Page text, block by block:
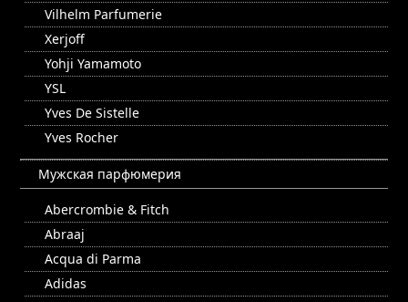
Vilhelm Parfumerie
Xerjoff
Yohji Yamamoto
YSL
Yves De Sistelle
Yves Rocher
Мужская парфюмерия
Abercrombie & Fitch
Abraaj
Acqua di Parma
Adidas